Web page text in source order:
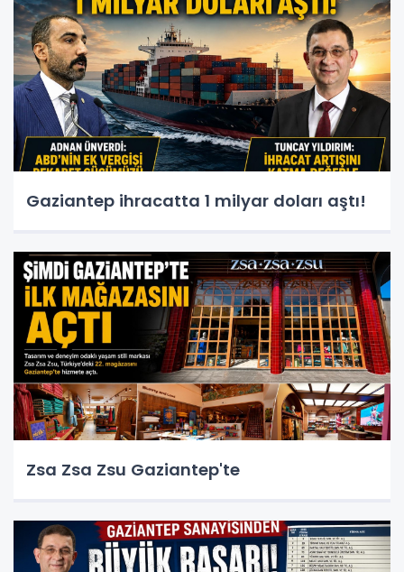
Gaziantep ihracatta 1 milyar doları aştı!
Zsa Zsa Zsu Gaziantep'te